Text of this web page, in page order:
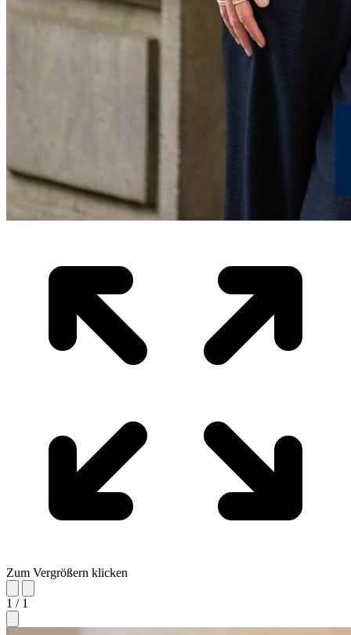
Zum Vergrößern klicken
1 / 1